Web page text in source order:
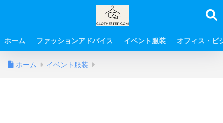
ホーム ファッションアドバイス イベント服装 オフィス・ビ
ホーム イベント服装